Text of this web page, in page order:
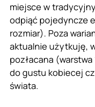
miejsce w
odpiąć pojedyncze
rozmiar). Poza
aktualnie użytkuję,
pozłacana
do gustu kobiecej
świata.